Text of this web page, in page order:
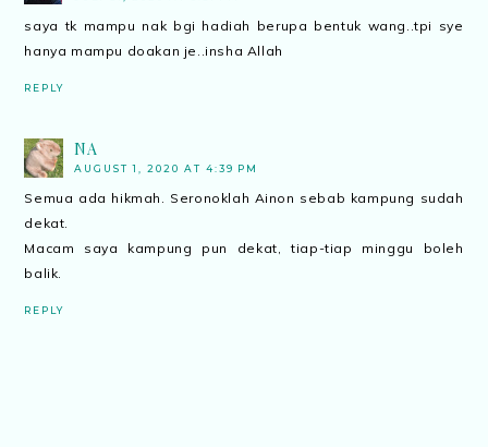
saya tk mampu nak bgi hadiah berupa bentuk wang..tpi sye
hanya mampu doakan je..insha Allah
REPLY
NA
AUGUST 1, 2020 AT 4:39 PM
Semua ada hikmah. Seronoklah Ainon sebab kampung sudah
dekat.
Macam saya kampung pun dekat, tiap-tiap minggu boleh
balik.
REPLY